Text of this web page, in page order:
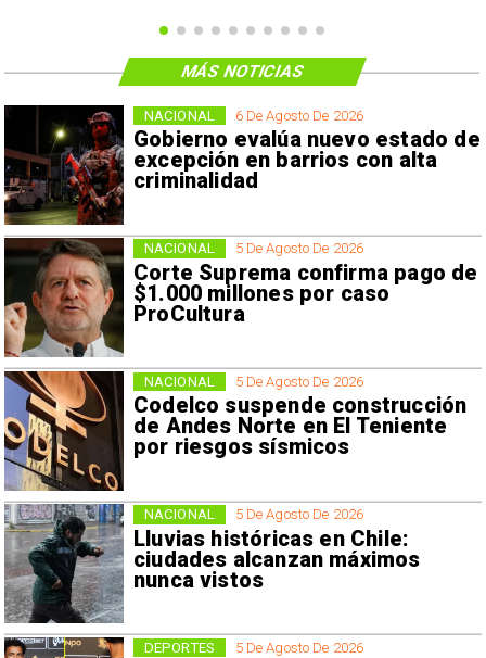
6 De Agosto De 2026
Gobierno evalúa nuevo estado de
excepción en barrios con alta
criminalidad
NACIONAL
5 De Agosto De 2026
Corte Suprema confirma pago de
$1.000 millones por caso
ProCultura
NACIONAL
5 De Agosto De 2026
Codelco suspende construcción
de Andes Norte en El Teniente
por riesgos sísmicos
NACIONAL
5 De Agosto De 2026
Lluvias históricas en Chile:
ciudades alcanzan máximos
nunca vistos
NACIONAL
5 De Agosto De 2026
DEPORTES
MÁS NOTICIAS